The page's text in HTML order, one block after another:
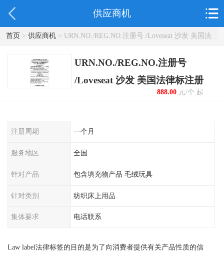
供应商机
首页> 供应商机> URN.NO./REG.NO.注册号 /Loveseat 沙发 美国法
律标注册
URN.NO./REG.NO.注册号
/Loveseat 沙发 美国法律标注册
888.00元/个 起
注册周期 一个月
服务地区 全国
针对产品 包含填充物产品 毛绒玩具
针对类别 纺织床上用品
集体要求 电话联系
Law label法律标签的目的是为了向消费者提供有关产品性质的信